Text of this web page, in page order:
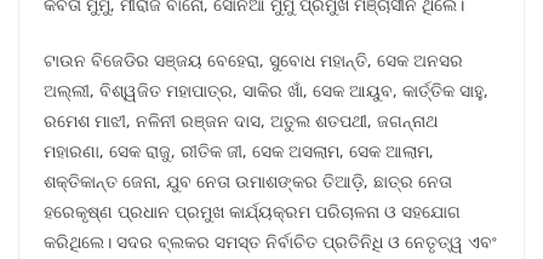
ଟାଉନ ବିଜେଡିର ସଞ୍ଜୟ ବେହେରା, ସୁବୋଧ ମହାନ୍ତି, ସେକ ଅନସର
ଅଲ୍ଲୀ, ବିଶ୍ୱଜିତ ମହାପାତ୍ର, ସାକିର ଖାଁ, ସେକ ଆୟୁବ, କାର୍ତ୍ତିକ ସାହୁ,
ରମେଶ ମାଝୀ, ନଳିନୀ ରଞ୍ଜନ ଦାସ, ଅତୁଲ ଶତପଥୀ, ଜଗନ୍ନାଥ
ମହାରଣା, ସେକ ରାଜୁ, ରୀତିକ ଜୀ, ସେକ ଅସଲାମ, ସେକ ଆଲାମ,
ଶକ୍ତିକାନ୍ତ ଜେନା, ଯୁବ ନେତା ଉମାଶଙ୍କର ତିଆଡ଼ି, ଛାତ୍ର ନେତା
ହରେକୃଷ୍ଣ ପ୍ରଧାନ ପ୍ରମୁଖ କାର୍ଯ୍ୟକ୍ରମ ପରିଚାଳନା ଓ ସହଯୋଗ
କରିଥିଲେ। ସଦର ବ୍ଲକର ସମସ୍ତ ନିର୍ବାଚିତ ପ୍ରତିନିଧି ଓ ନେତୃତ୍ୱ ଏବଂ